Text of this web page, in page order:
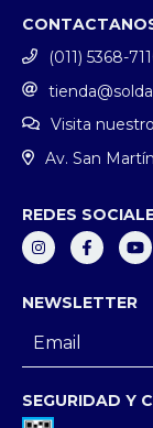
(011) 5368-
Visita
Av. San
REDES
NEWSLETTER
SEGURIDAD Y